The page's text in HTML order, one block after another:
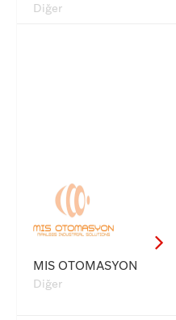
Diğer
MIS OTOMASYON
Diğer